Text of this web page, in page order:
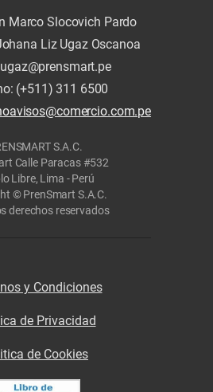
Marco Slocovich Pardo
Liz Ugaz Oscanoa
(+511) 311 6500
S.A.C.
Calle Paracas #532
Libre, Lima - Perú
© PrenSmart S.A.C.
derechos reservados
y Condiciones
de Privacidad
de Cookies